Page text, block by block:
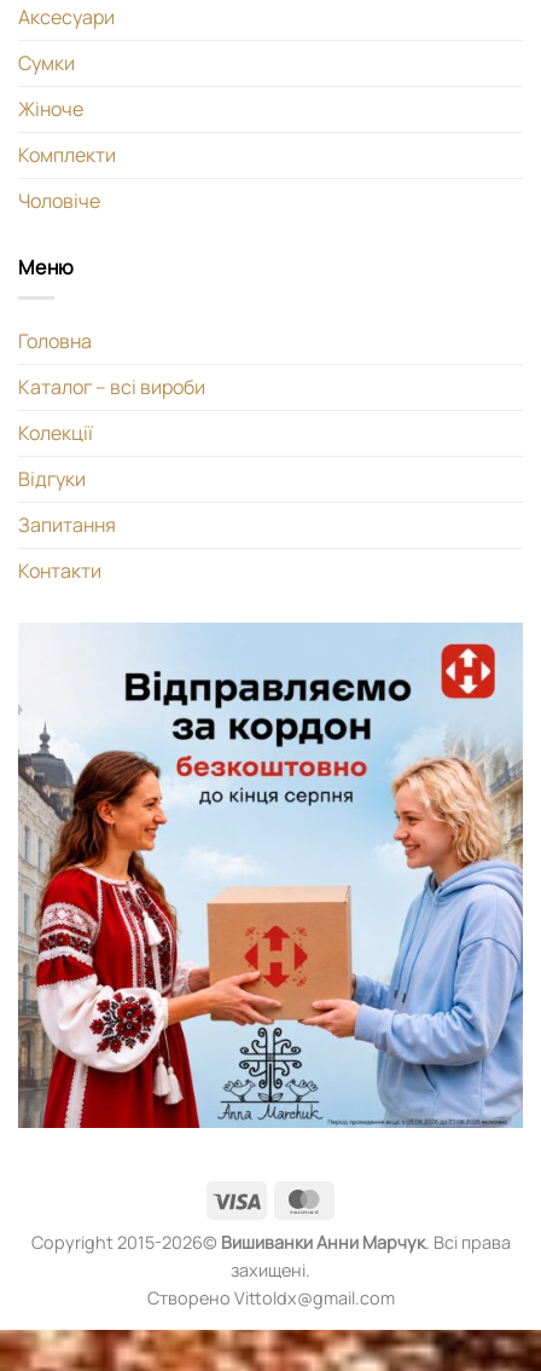
Аксесуари
Сумки
Жіноче
Комплекти
Чоловіче
Меню
Головна
Каталог – всі вироби
Колекції
Відгуки
Запитання
Контакти
Visa
Copyright 2015-2026© ВишиванкиАнни Марчук. Всі права
захищені.
Створено Vittoldx@gmail.com